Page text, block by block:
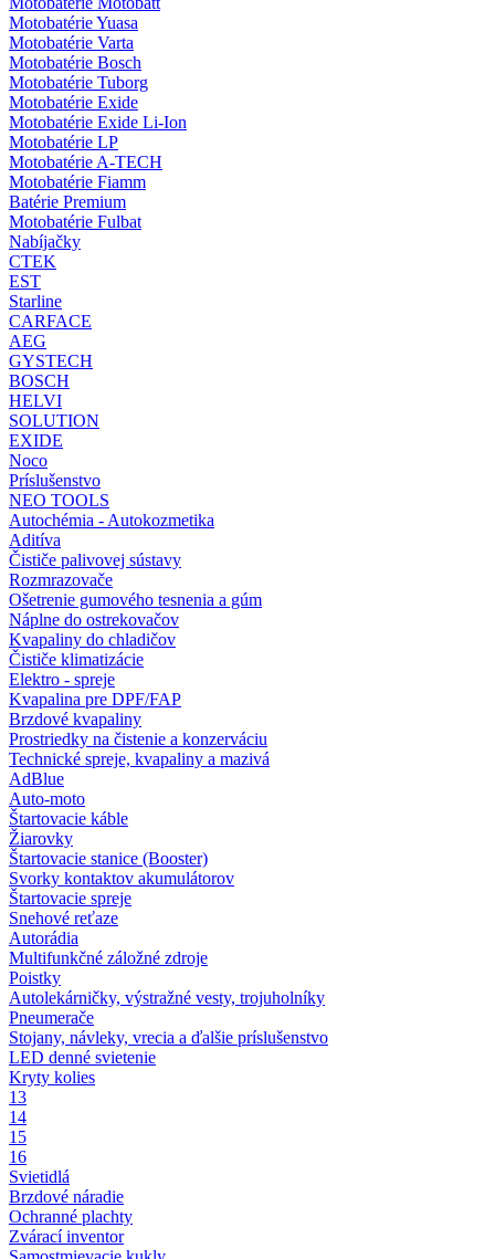
Motobatérie Yuasa
Motobatérie Varta
Motobatérie Bosch
Motobatérie Tuborg
Motobatérie Exide
Motobatérie Exide Li-Ion
Motobatérie LP
Motobatérie A-TECH
Motobatérie Fiamm
Batérie Premium
Motobatérie Fulbat
Nabíjačky
CTEK
EST
Starline
CARFACE
AEG
GYSTECH
BOSCH
HELVI
SOLUTION
EXIDE
Noco
Príslušenstvo
NEO TOOLS
Autochémia - Autokozmetika
Aditíva
Čističe palivovej sústavy
Rozmrazovače
Ošetrenie gumového tesnenia a gúm
Náplne do ostrekovačov
Kvapaliny do chladičov
Čističe klimatizácie
Elektro - spreje
Kvapalina pre DPF/FAP
Brzdové kvapaliny
Prostriedky na čistenie a konzerváciu
Technické spreje, kvapaliny a mazivá
AdBlue
Auto-moto
Štartovacie káble
Žiarovky
Štartovacie stanice (Booster)
Svorky kontaktov akumulátorov
Štartovacie spreje
Snehové reťaze
Autorádia
Multifunkčné záložné zdroje
Poistky
Autolekárničky, výstražné vesty, trojuholníky
Pneumerače
Stojany, návleky, vrecia a ďalšie príslušenstvo
LED denné svietenie
Kryty kolies
13
14
15
16
Svietidlá
Brzdové náradie
Ochranné plachty
Zvárací inventor